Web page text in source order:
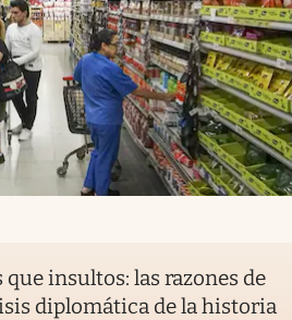
insultos: las razones de
diplomática de la historia